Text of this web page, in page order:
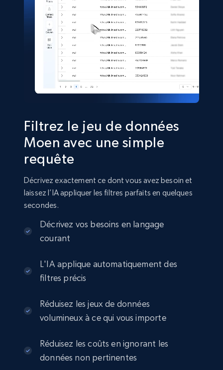
Shein- Products
Product name, Description, Initial price, Final
price, Currency, In stock, Color, Size, and more.
eCommerce
Amazon sellers info
info, Stars, Feedbacks, Return policy, and more.
eCommerce
2.5K+
URL, Product id, Title, Seller name, Seller rating,
Seller reviews, Breadcrumbs, Root category, and
eCommerce
Filtrez le jeu de données
Moen avec une simple
requête
Décrivez exactement ce dont vous avez besoin et
laissez l’IA appliquer les filtres parfaits en quelques
secondes.
Décrivez vos besoins en langage
courant
L'IA applique automatiquement des
filtres précis
Réduisez les jeux de données
volumineux à ce qui vous importe
Réduisez les coûts en ignorant les
données non pertinentes